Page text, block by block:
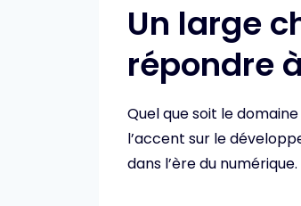
Un large
répondre
Quel que soit le
l’accent sur le
dans l’ère du